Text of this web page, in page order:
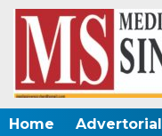
Home Advertorial